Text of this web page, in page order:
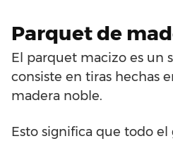
Parquet de
El parquet macizo es un
consiste en tiras hechas
madera noble.
Esto significa que todo